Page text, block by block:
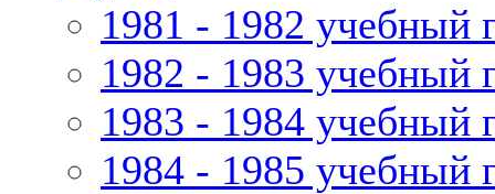
1981 - 1982 учебный
1982 - 1983 учебный
1983 - 1984 учебный
1984 - 1985 учебный